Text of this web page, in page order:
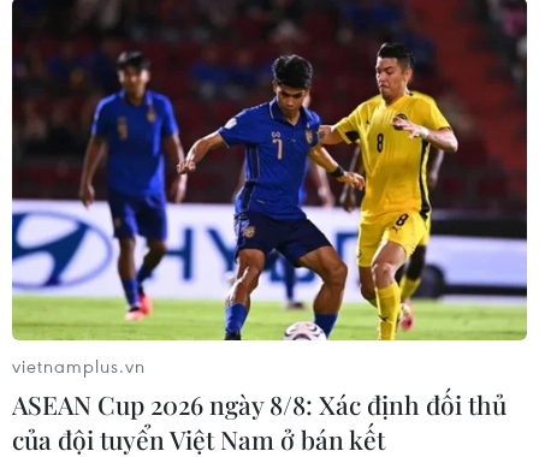
Tình trạng này đã buộc hơn 1.200 trường học
phải đóng cửa do ô nhiễm không khí.
Hai bang chịu ảnh hưởng nặng nề nhất là
Selangor với 538 trường học phải đóng cửa, và
Sarawak trên đảo Borneo với 337 trường. Ngoài
ra, hàng trăm trường học tại một số bang khác
trên Bán đảo Malaysia cũng bị ảnh hưởng./.
(TTXVN/Vietnam+)
vietnamplus.vn
ASEAN Cup 2026 ngày 8/8: Xác định đối thủ
của đội tuyển Việt Nam ở bán kết